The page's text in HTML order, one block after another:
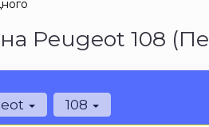
Peugeot 108
108